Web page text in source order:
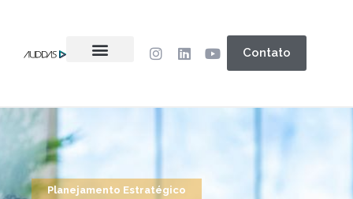
Contato
Planejamento Estratégico